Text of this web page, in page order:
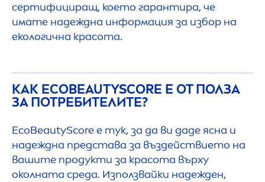
сертифициращ, което гарантира, че
имате надеждна информация за избор на
екологична красота.
КАК ECOBEAUTYSCORE Е ОТ ПОЛЗА
ЗА ПОТРЕБИТЕЛИТЕ?
EcoBeautyScore е тук, за да ви даде ясна и
надеждна представа за въздействието на
вашите продукти за красота върху
околната среда. Използвайки надежден,